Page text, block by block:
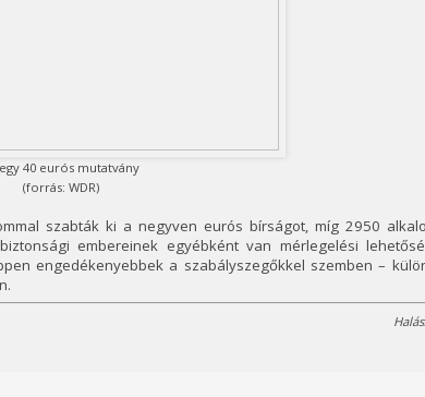
40 eurós mutatvány
(forrás: WDR)
szabták ki a negyven eurós bírságot, míg 2950
embereinek egyébként van mérlegelési
engedékenyebbek a szabályszegőkkel szemben –